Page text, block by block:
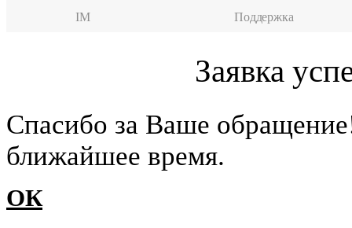
IM Поддержка
Заявка
Cпасибо за Ваше
ближайшее время.
ОК